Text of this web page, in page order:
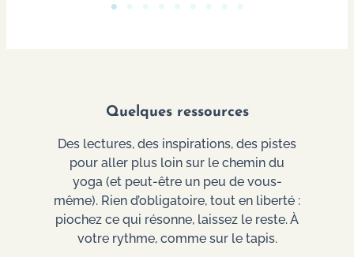
Quelques ressources
Des lectures, des inspirations, des pistes
pour aller plus loin sur le chemin du
yoga (et peut-être un peu de vous-
même). Rien d’obligatoire, tout en liberté :
piochez ce qui résonne, laissez le reste. À
votre rythme, comme sur le tapis.